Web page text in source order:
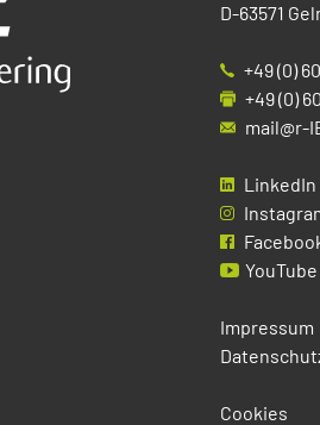
D-63571
+49 (0)
+49 (0)
mail@r-
LinkedIn
YouTube
Impressum
Cookies